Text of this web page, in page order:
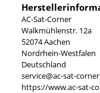
AC-Sat-Corner
Walkmühlenstr. 12a
52074 Aachen
Nordrhein-Westfalen
Deutschland
service@ac-sat-
https://www.ac-sat-